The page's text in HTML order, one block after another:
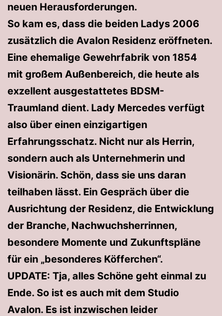
neuen Herausforderungen.
So kam es, dass die beiden Ladys 2006
zusätzlich die Avalon Residenz eröffneten.
Eine ehemalige Gewehrfabrik von 1854
mit großem Außenbereich, die heute als
exzellent ausgestattetes BDSM-
Traumland dient. Lady Mercedes verfügt
also über einen einzigartigen
Erfahrungsschatz. Nicht nur als Herrin,
sondern auch als Unternehmerin und
Visionärin. Schön, dass sie uns daran
teilhaben lässt. Ein Gespräch über die
Ausrichtung der Residenz, die Entwicklung
der Branche, Nachwuchsherrinnen,
besondere Momente und Zukunftspläne
für ein „besonderes Köfferchen“.
UPDATE: Tja, alles Schöne geht einmal zu
Ende. So ist es auch mit dem Studio
Avalon. Es ist inzwischen leider